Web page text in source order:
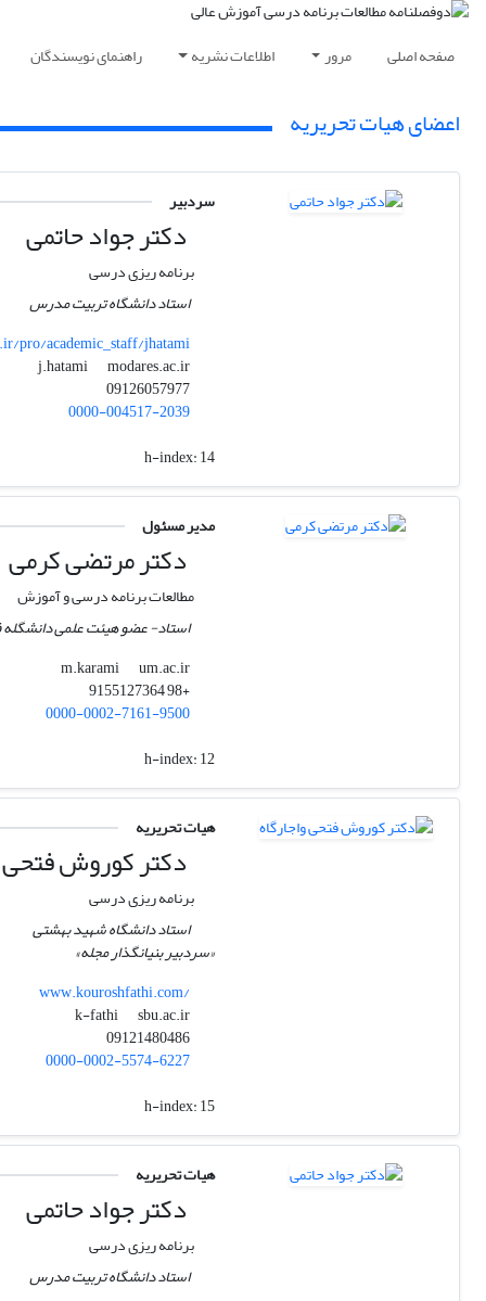
صفحه اصلی مرور اطلاعات نشریه راهنمای نویسندگان
اعضای هیات تحریریه
سردبیر
دکتر جواد حاتمی
برنامه ریزی درسی
استاد دانشگاه تربیت مدرس
pro/academic_staff/jhatami
j.hatami
modares.ac.ir
09126057977
0000-004517-2039
h-index:14
مدیر مسئول
دکتر مرتضی کرمی
مطالعات برنامه درسی و آموزش
استاد- عضو هیئت علمی
m.karami
um.ac.ir
+98 9155127364
0000-0002-7161-9500
h-index:12
هیات تحریریه
دکتر کوروش فتحی
برنامه ریزی درسی
استاد دانشگاه شهید بهشتی
«سردبیر بنیانگذار مجله»
www.kouroshfathi.com/
k-fathi
sbu.ac.ir
09121480486
0000-0002-5574-6227
h-index:15
هیات تحریریه
دکتر جواد حاتمی
برنامه ریزی درسی
استاد دانشگاه تربیت مدرس